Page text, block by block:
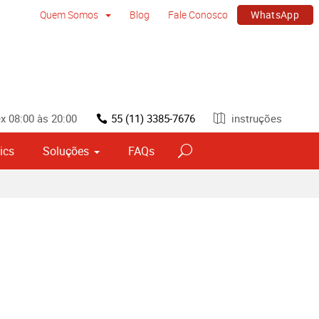
Quem Somos Blog Fale Conosco WhatsApp
08:00 às 20:00 55 (11) 3385-7676 instruções
Soluções FAQs